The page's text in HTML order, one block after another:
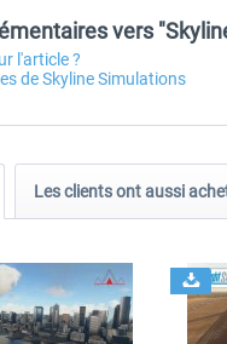
vers
l'article ?
de Skyline Simulations
Les clients ont aussi